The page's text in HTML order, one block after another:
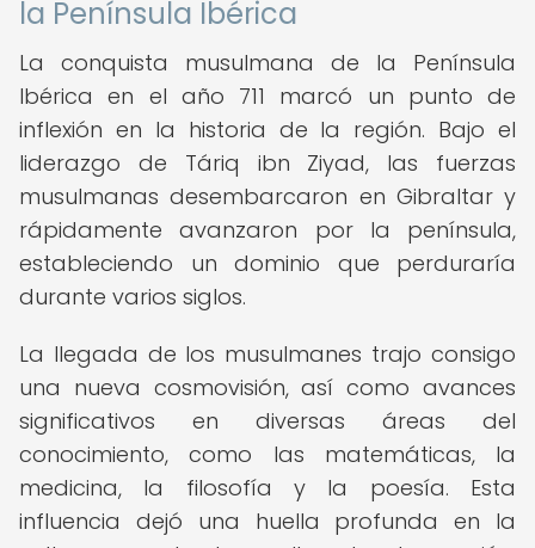
la Península Ibérica
La conquista musulmana de la Península
Ibérica en el año 711 marcó un punto de
inflexión en la historia de la región. Bajo el
liderazgo de Táriq ibn Ziyad, las fuerzas
musulmanas desembarcaron en Gibraltar y
rápidamente avanzaron por la península,
estableciendo un dominio que perduraría
durante varios siglos.
La llegada de los musulmanes trajo consigo
una nueva cosmovisión, así como avances
significativos en diversas áreas del
conocimiento, como las matemáticas, la
medicina, la filosofía y la poesía. Esta
influencia dejó una huella profunda en la